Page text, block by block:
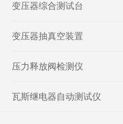
变压器综合测试台
变压器抽真空装置
压力释放阀检测仪
瓦斯继电器自动测试仪